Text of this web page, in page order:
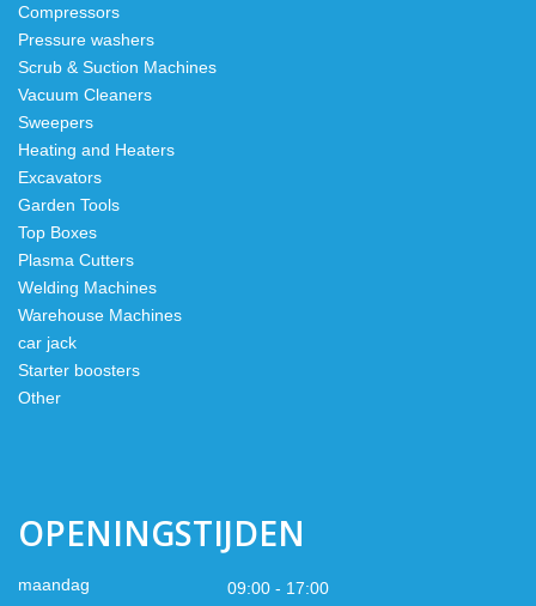
Compressors
Pressure washers
Scrub & Suction Machines
Vacuum Cleaners
Sweepers
Heating and Heaters
Excavators
Garden Tools
Top Boxes
Plasma Cutters
Welding Machines
Warehouse Machines
car jack
Starter boosters
Other
OPENINGSTIJDEN
maandag
09:00 - 17:00